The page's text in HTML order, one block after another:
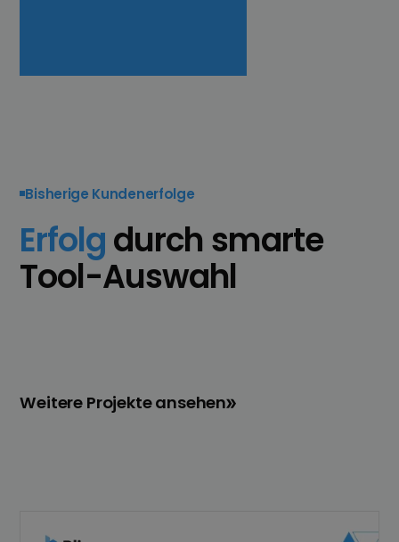
Bisherige Kundenerfolge
Erfolgdurch smarte
Tool-Auswahl
Weitere Projekte ansehen